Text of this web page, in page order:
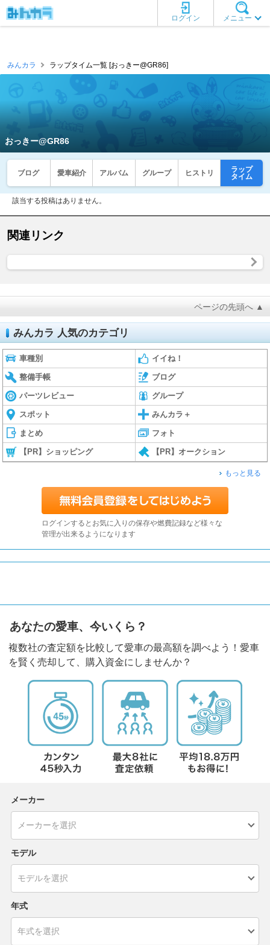
メニュー
ログイン
みんカラ ラップタイム一覧 [おっきー@GR86]
おっきー@GR86
ブログ 愛車紹介 アルバム グループ ヒストリ
ラップ
タイム
該当する投稿はありません。
関連リンク
ページの先頭へ ▲
みんカラ 人気のカテゴリ
車種別 イイね！
整備手帳 ブログ
パーツレビュー グループ
スポット みんカラ＋
まとめ フォト
【PR】ショッピング 【PR】オークション
もっと見る
ログインするとお気に入りの保存や燃費記録など様々な
管理が出来るようになります
あなたの愛車、今いくら？
複数社の査定額を比較して愛車の最高額を調べよう！愛車
を賢く売却して、購入資金にしませんか？
メーカー
モデル
年式